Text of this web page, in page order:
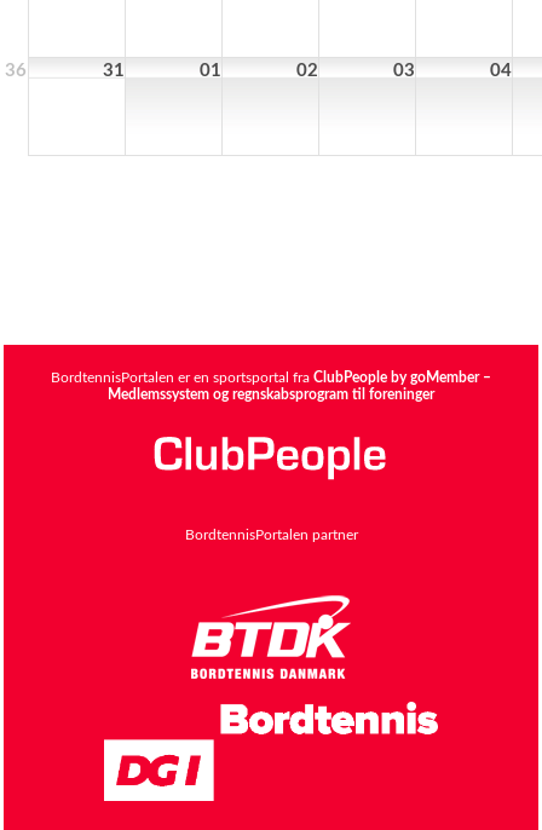
36 31 01 02 03 04
BordtennisPortalen er en sportsportal fra ClubPeople by goMember –
Medlemssystem og regnskabsprogram til foreninger
BordtennisPortalen partner